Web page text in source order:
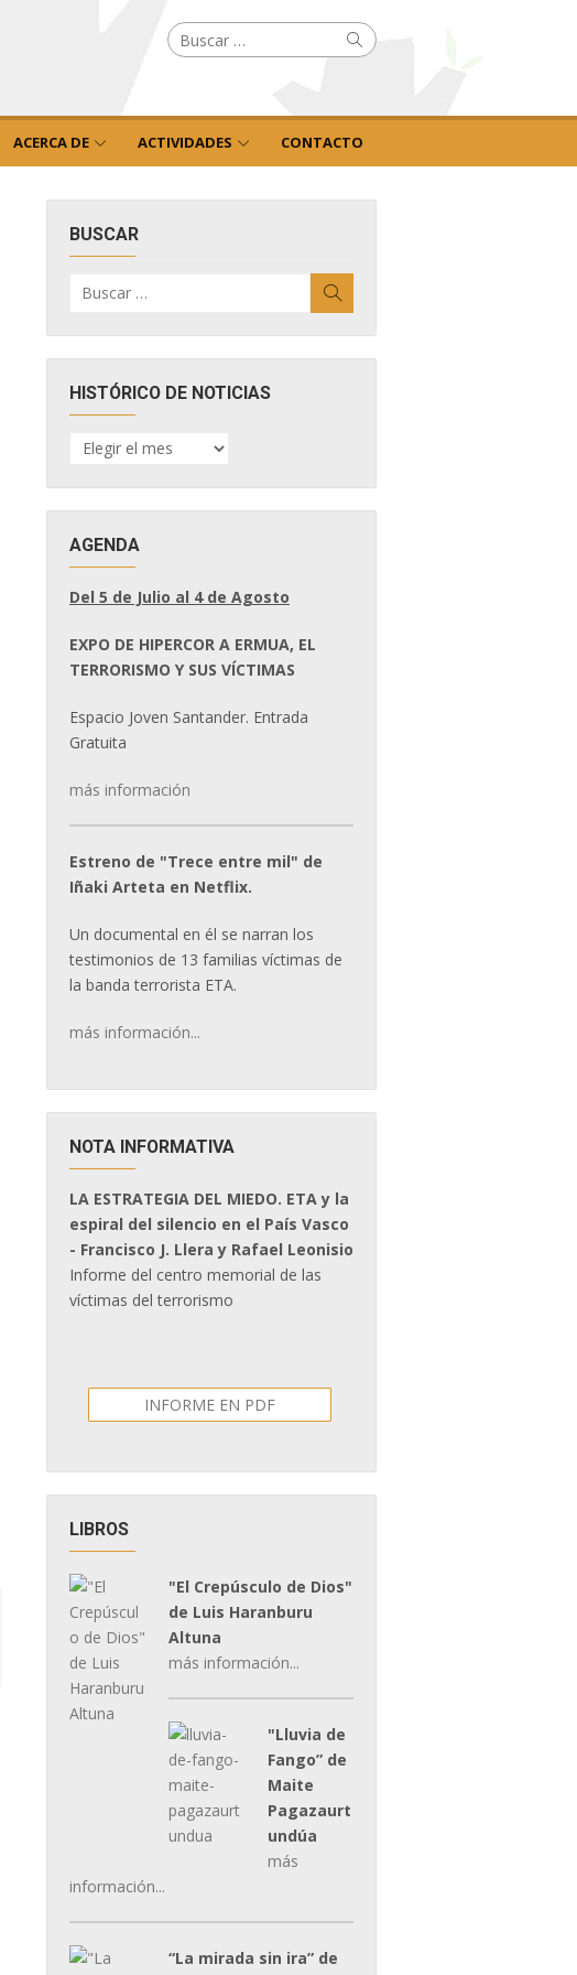
Buscar
por: Buscar
ACERCA DE ACTIVIDADES CONTACTO
BUSCAR
por:
HISTÓRICO DE NOTICIAS
HISTÓRICO
DE
AGENDA
Del 5 de Julio al 4 de Agosto
EXPO DE HIPERCOR A ERMUA, EL
TERRORISMO Y SUS VÍCTIMAS
Espacio Joven Santander. Entrada
Gratuita
más información
Estreno de "Trece entre mil" de
Iñaki Arteta en Netflix.
Un documental en él se narran los
testimonios de 13 familias víctimas de
la banda terrorista ETA.
más información...
NOTA INFORMATIVA
LA ESTRATEGIA DEL MIEDO. ETA y la
espiral del silencio en el País Vasco
- Francisco J. Llera y Rafael Leonisio
Informe del centro memorial de las
víctimas del terrorismo
INFORME EN PDF
LIBROS
"El Crepúsculo de Dios"
de Luis Haranburu
Altuna
más información...
"Lluvia de
Fango” de
Maite
Pagazaurt
undúa
más
información...
“La mirada sin ira” de